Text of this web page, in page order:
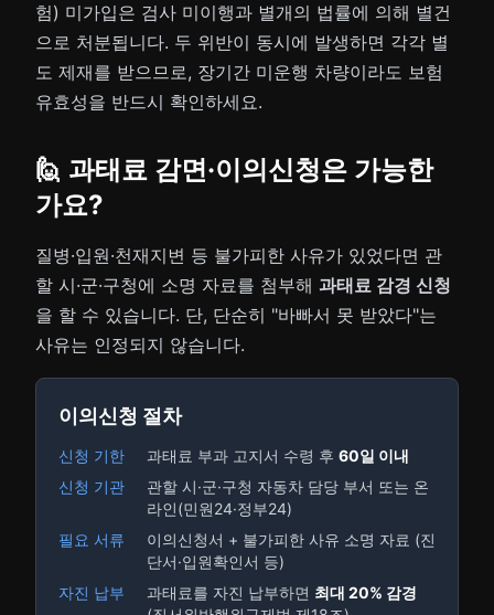
험) 미가입은 검사 미이행과 별개의 법률에 의해 별건
으로 처분됩니다. 두 위반이 동시에 발생하면 각각 별
도 제재를 받으므로, 장기간 미운행 차량이라도 보험
유효성을 반드시 확인하세요.
🙋 과태료 감면·이의신청은 가능한
가요?
질병·입원·천재지변 등 불가피한 사유가 있었다면 관
할 시·군·구청에 소명 자료를 첨부해 과태료 감경 신청
을 할 수 있습니다. 단, 단순히 "바빠서 못 받았다"는
사유는 인정되지 않습니다.
이의신청 절차
신청 기한 과태료 부과 고지서 수령 후 60일 이내
신청 기관
관할 시·군·구청 자동차 담당 부서 또는 온
라인(민원24·정부24)
필요 서류
이의신청서 + 불가피한 사유 소명 자료 (진
단서·입원확인서 등)
자진 납부
과태료를 자진 납부하면 최대 20% 감경